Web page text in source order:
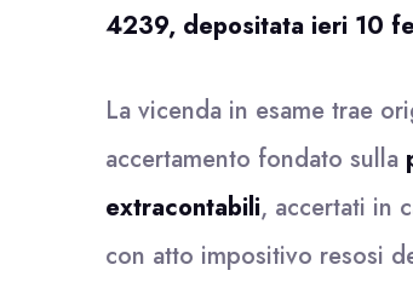
4239, depositata ieri 10
La vicenda in esame trae
accertamento fondato sulla
extracontabili, accertati in
con atto impositivo resosi